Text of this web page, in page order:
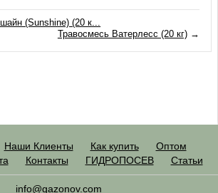
(Sunshine) (20 к...
Травосмесь Ватерлесс (20 кг)→
Наши Клиенты Как купить
Оптом
Контакты ГИДРОПОСЕВ Статьи
info@gazonov.com